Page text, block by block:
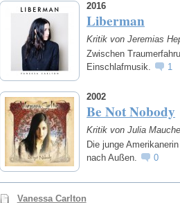
2016
Liberman
Kritik von Jeremias
Zwischen
Einschlafmusik.
1
2002
Be Not Nobody
Kritik von Julia
Die junge
nach Außen.
0
Vanessa Carlton